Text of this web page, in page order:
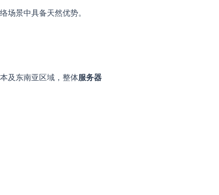
场景中具备天然优势。
及东南亚区域，整体服务器